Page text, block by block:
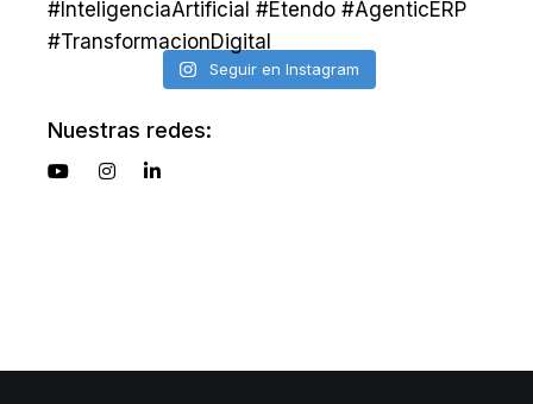
Seguir en Instagram
Nuestras redes: